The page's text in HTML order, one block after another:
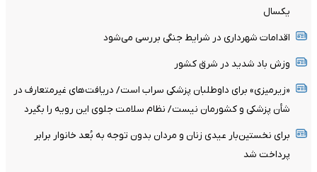
یکسال
اقدامات شهرداری در شرایط جنگی بررسی می‌شود
وزش باد شدید در شرق کشور
«زیرمیزی» برای داوطلبان پزشکی سراب است/ دریافت‌های غیرمتعارف در
شأن پزشکی و کشورمان نیست/ نظام سلامت جلوی این رویه را بگیرد
برای نخستین‌بار عیدی زنان و مردان بدون توجه به بُعد خانوار برابر
پرداخت شد